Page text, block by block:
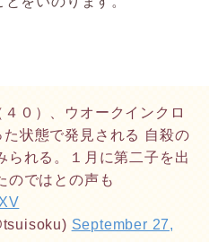
０）、ウオークインクロ
状態で発見される 自殺の
られる。１月に第二子を出
のではとの声も
September 27,